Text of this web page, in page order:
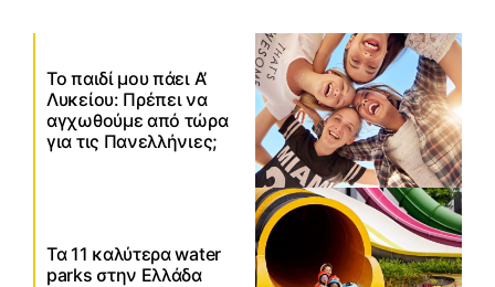
Το παιδί μου πάει Α’
Λυκείου: Πρέπει να
αγχωθούμε από τώρα
για τις Πανελλήνιες;
Τα 11 καλύτερα water
parks στην Ελλάδα